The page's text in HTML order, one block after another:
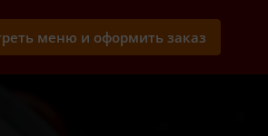
меню и оформить заказ